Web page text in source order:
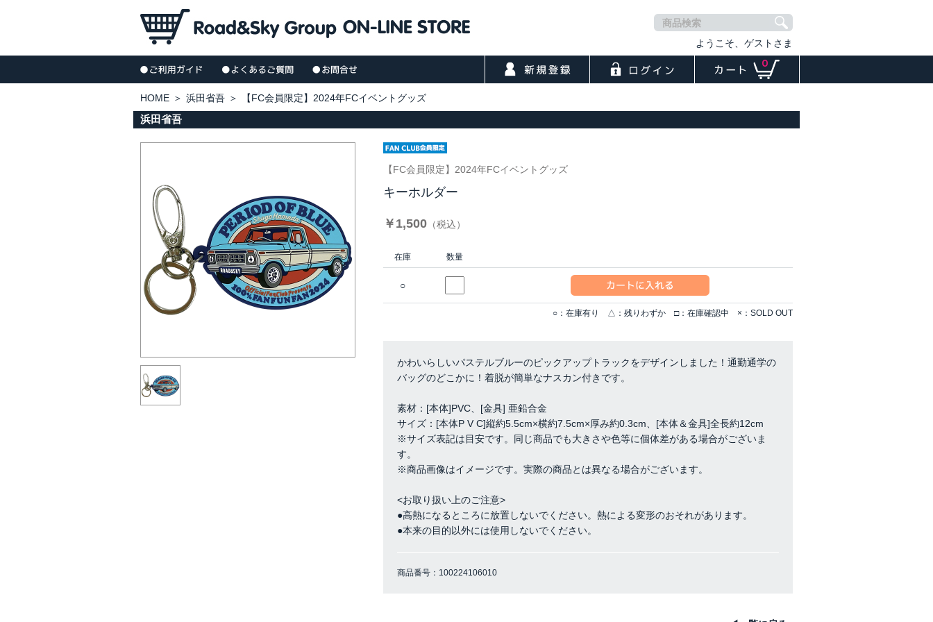
商品検索
ようこそ、ゲストさま
0
HOME ＞ 浜田省吾 ＞ 【FC会員限定】2024年FCイベントグッズ
浜田省吾
【FC会員限定】2024年FCイベントグッズ
キーホルダー
￥1,500 （税込）
在庫 数量
○
○：在庫有り △：残りわずか □：在庫確認中 ×：SOLD OUT
かわいらしいパステルブルーのピックアップトラックをデザインしました！通勤通学の
バッグのどこかに！着脱が簡単なナスカン付きです。
素材：[本体]PVC、[金具] 亜鉛合金
サイズ：[本体P V C]縦約5.5cm×横約7.5cm×厚み約0.3cm、[本体＆金具]全長約12cm
※サイズ表記は目安です。同じ商品でも大きさや色等に個体差がある場合がございま
す。
※商品画像はイメージです。実際の商品とは異なる場合がございます。
<お取り扱い上のご注意>
●高熱になるところに放置しないでください。熱による変形のおそれがあります。
●本来の目的以外には使用しないでください。
商品番号： 100224106010